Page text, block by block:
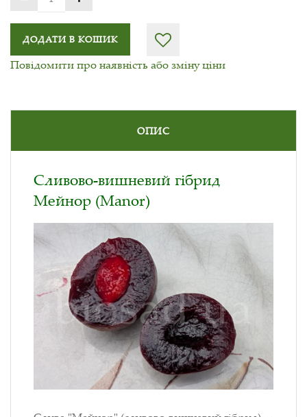
ДОДАТИ В КОШИК
Повідомити про наявність або зміну ціни
ОПИС
Сливово-вишневий гібрид
Мейнор (Manor)